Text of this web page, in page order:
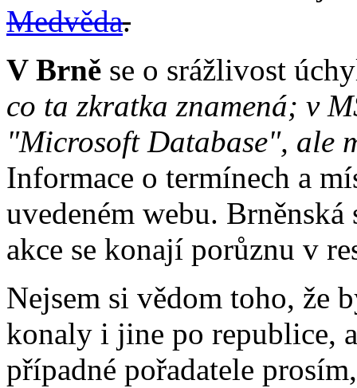
Medvěda.
V Brně se o srážlivost
co ta zkratka znamená; v
"Microsoft Database", ale
Informace o termínech a
uvedeném webu.
akce se konají porůznu v
Nejsem si vědom toho, že
konaly i jine po republice,
případné pořadatele